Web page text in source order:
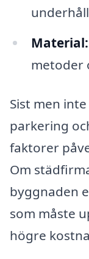
Material:
metoder
Sist men
parkering
faktorer
Om
byggnaden
som måste
högre